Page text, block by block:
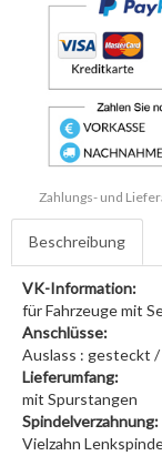
Zahlungs- und
Beschreibung
VK-Information:
für Fahrzeuge mit
Anschlüsse:
Auslass : gesteckt
Lieferumfang:
mit Spurstangen
Spindelverzahnung:
Vielzahn